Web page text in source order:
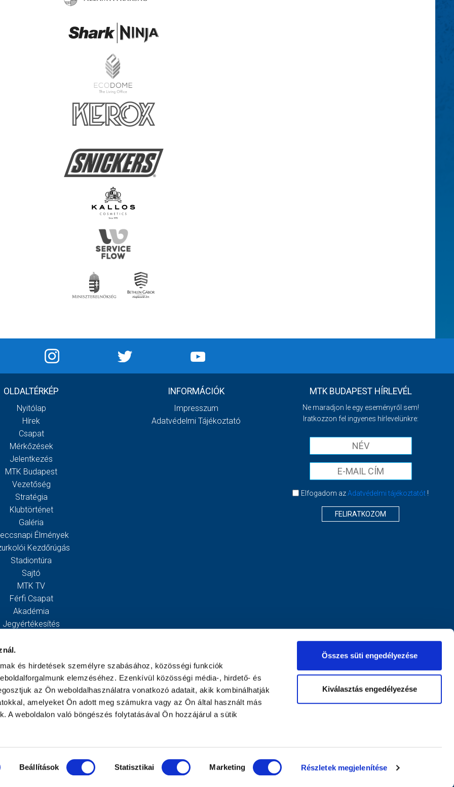
és hirdetések személyre szabásához, közösségi funkciók
elemzéséhez. Ezenkívül közösségi média-, hirdető- és
az Ön weboldalhasználatra vonatkozó adatait, akik kombinálhatják
amelyeket Ön adott meg számukra vagy az Ön által használt más
A weboldalon való böngészés folytatásával Ön hozzájárul a sütik
Beállítások Statisztikai Marketing Részletek megjelenítése
Összes süti engedélyezése
Kiválasztás engedélyezése
OLDALTÉRKÉP
Nyitólap
Hírek
Csapat
Mérkőzések
Jelentkezés
MTK Budapest
Vezetőség
Stratégia
Klubtörténet
Galéria
Élmények
Kezdőrúgás
Stadiontúra
Sajtó
MTK TV
Férfi Csapat
Akadémia
Jegyértékesítés
Egyesület
Kapcsolat
INFORMÁCIÓK
Impresszum
Adatvédelmi Tájékoztató
MTK BUDAPEST HÍRLEVÉL
Ne maradjon le egy eseményről sem!
Iratkozzon fel ingyenes hírlevelünkre:
Elfogadom azAdatvédelmi tájékoztatót !
FELIRATKOZOM